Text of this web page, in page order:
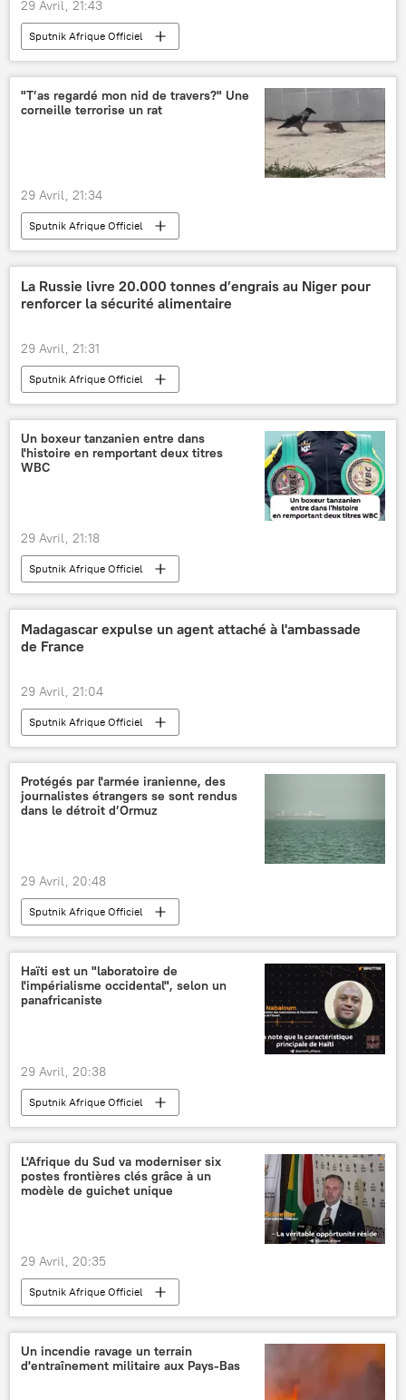
29 Avril, 21:43
Sputnik Afrique Officiel
"T’as regardé mon nid de travers?" Une
corneille terrorise un rat
29 Avril, 21:34
Sputnik Afrique Officiel
La Russie livre 20.000 tonnes d’engrais au Niger pour
renforcer la sécurité alimentaire
29 Avril, 21:31
Sputnik Afrique Officiel
Un boxeur tanzanien entre dans
l'histoire en remportant deux titres
WBC
29 Avril, 21:18
Sputnik Afrique Officiel
Madagascar expulse un agent attaché à l'ambassade
de France
29 Avril, 21:04
Sputnik Afrique Officiel
Protégés par l'armée iranienne, des
journalistes étrangers se sont rendus
dans le détroit d’Ormuz
29 Avril, 20:48
Sputnik Afrique Officiel
Haïti est un "laboratoire de
l'impérialisme occidental", selon un
panafricaniste
29 Avril, 20:38
Sputnik Afrique Officiel
L'Afrique du Sud va moderniser six
postes frontières clés grâce à un
modèle de guichet unique
29 Avril, 20:35
Sputnik Afrique Officiel
Un incendie ravage un terrain
d'entraînement militaire aux Pays-Bas